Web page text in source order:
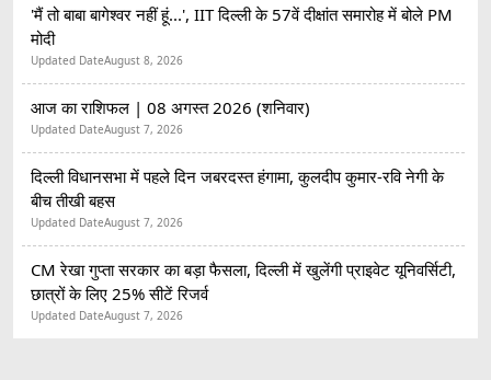
'मैं तो बाबा बागेश्वर नहीं हूं...', IIT दिल्ली के 57वें दीक्षांत समारोह में बोले PM
मोदी
Updated DateAugust 8, 2026
आज का राशिफल | 08 अगस्त 2026 (शनिवार)
Updated DateAugust 7, 2026
दिल्ली विधानसभा में पहले दिन जबरदस्त हंगामा, कुलदीप कुमार-रवि नेगी के
बीच तीखी बहस
Updated DateAugust 7, 2026
CM रेखा गुप्ता सरकार का बड़ा फैसला, दिल्ली में खुलेंगी प्राइवेट यूनिवर्सिटी,
छात्रों के लिए 25% सीटें रिजर्व
Updated DateAugust 7, 2026